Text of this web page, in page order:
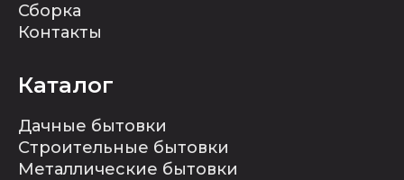
Сборка
Контакты
Каталог
Дачные бытовки
Строительные бытовки
Металлические бытовки